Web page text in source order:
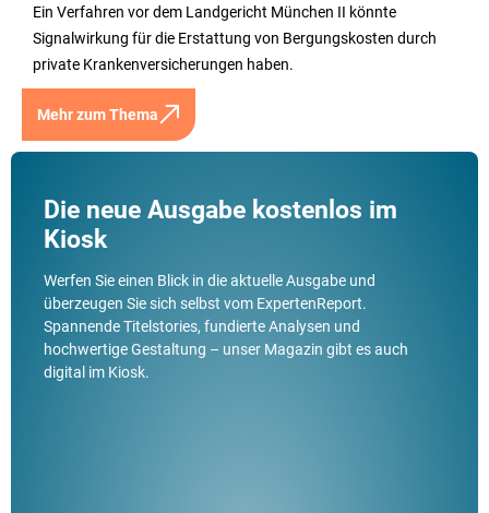
Ein Verfahren vor dem Landgericht München II könnte
Signalwirkung für die Erstattung von Bergungskosten durch
private Krankenversicherungen haben.
Mehr zum Thema
Die neue Ausgabe kostenlos im
Kiosk
Werfen Sie einen Blick in die aktuelle Ausgabe und
überzeugen Sie sich selbst vom ExpertenReport.
Spannende Titelstories, fundierte Analysen und
hochwertige Gestaltung – unser Magazin gibt es auch
digital im Kiosk.